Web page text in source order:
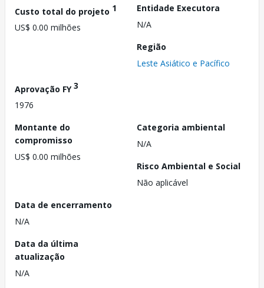
Custo total do projeto 1
US$ 0.00 milhões
Entidade Executora
N/A
Região
Leste Asiático e Pacífico
Aprovação FY3
1976
Montante do
compromisso
US$ 0.00 milhões
Categoria ambiental
N/A
Risco Ambiental e Social
Não aplicável
Data de encerramento
N/A
Data da última
atualização
N/A